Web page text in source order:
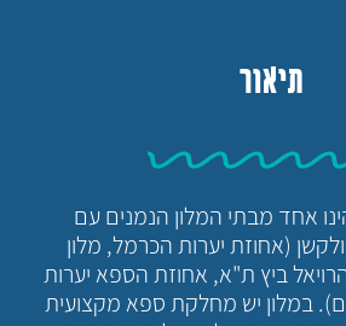
תיאור
אחד מבתי המלון הנמנים עם
(אחוזת יערות הכרמל, מלון
ביץ ת"א, אחוזת הספא יערות
במלון יש מחלקת ספא מקצועית